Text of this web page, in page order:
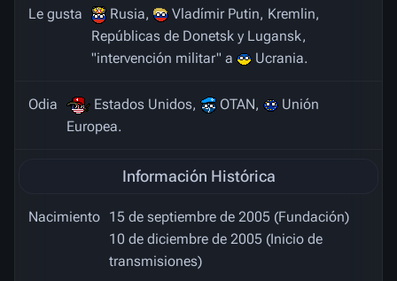
Le gusta Rusia,
Vladímir Putin, Kremlin,
Repúblicas de Donetsk y Lugansk,
"intervención militar" a
Ucrania.
Odia Estados Unidos, OTAN,
Unión
Europea.
Información Histórica
Nacimiento 15 de septiembre de 2005 (Fundación)
10 de diciembre de 2005 (Inicio de
transmisiones)